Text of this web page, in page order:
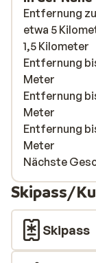
Entfernung
etwa 5
1,5 Kilometer
Entfernung
Meter
Entfernung
Meter
Entfernung
Meter
Nächste
Skipass/
Skipass